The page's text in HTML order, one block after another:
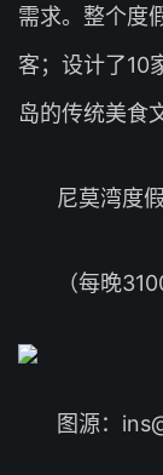
需求。整个度
客；设计了10
岛的传统美食
尼莫湾度
（每晚
图源：